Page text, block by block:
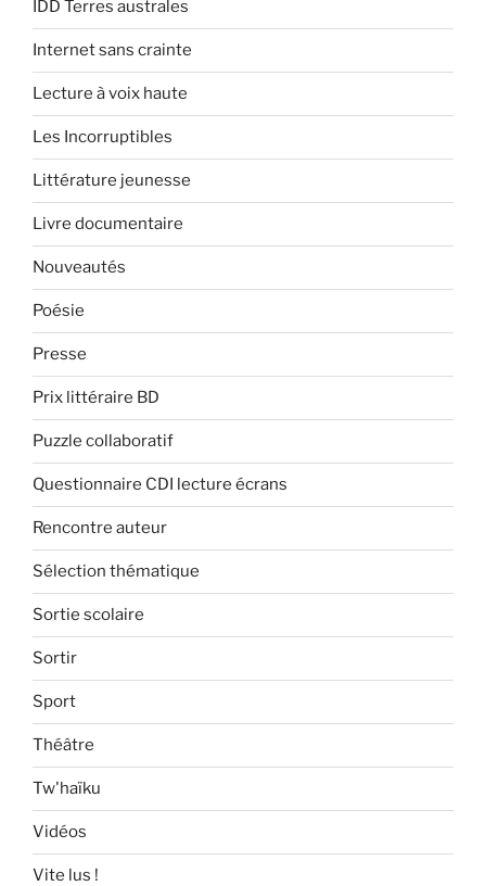
IDD Terres australes
Internet sans crainte
Lecture à voix haute
Les Incorruptibles
Littérature jeunesse
Livre documentaire
Nouveautés
Poésie
Presse
Prix littéraire BD
Puzzle collaboratif
Questionnaire CDI lecture écrans
Rencontre auteur
Sélection thématique
Sortie scolaire
Sortir
Sport
Théâtre
Tw'haïku
Vidéos
Vite lus !